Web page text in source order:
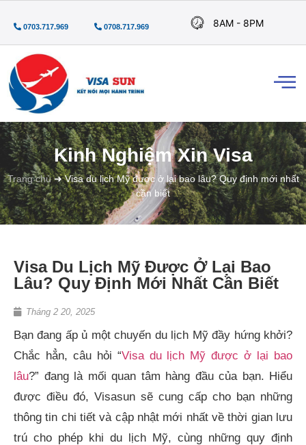
0703.717.969 0708.717.969 8AM - 8PM
Kinh Nghiệm Xin Visa
Trang chủ➜Visa du lịch Mỹ được ở lại bao lâu? Quy định mới nhất
cần biết
Visa Du Lịch Mỹ Được Ở Lại Bao
Lâu? Quy Định Mới Nhất Cần Biết
Tháng 2 20, 2025
Bạn đang ấp ủ một chuyến du lịch Mỹ đầy hứng khởi?
Chắc hẳn, câu hỏi “Visa du lịch Mỹ được ở lại bao
lâu?” đang là mối quan tâm hàng đầu của bạn. Hiểu
được điều đó, Visasun sẽ cung cấp cho bạn những
thông tin chi tiết và cập nhật mới nhất về thời gian lưu
trú cho phép khi du lịch Mỹ, cùng những quy định